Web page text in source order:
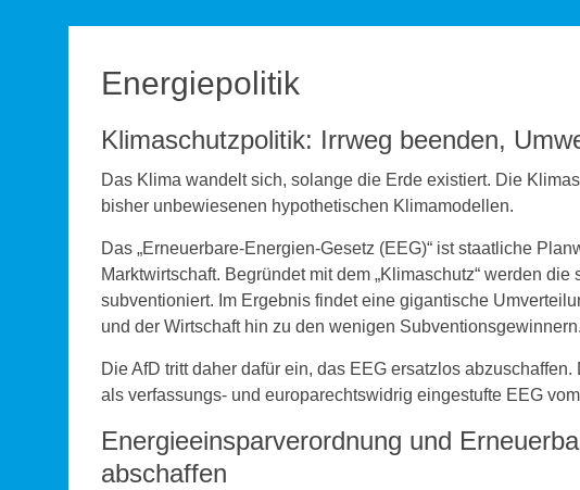
Energiepolitik
Klimaschutzpolitik: Irrweg beenden,
Das Klima wandelt sich, solange die Erde existiert. Die
bisher unbewiesenen hypothetischen Klimamodellen.
Das „Erneuerbare-Energien-Gesetz (EEG)“ ist staatliche
Marktwirtschaft. Begründet mit dem „Klimaschutz“ werden
subventioniert. Im Ergebnis findet eine gigantische
und der Wirtschaft hin zu den wenigen Subventionsgewinnern.
Die AfD tritt daher dafür ein, das EEG ersatzlos
als verfassungs- und europarechtswidrig eingestufte EEG
Energieeinsparverordnung und
abschaffen